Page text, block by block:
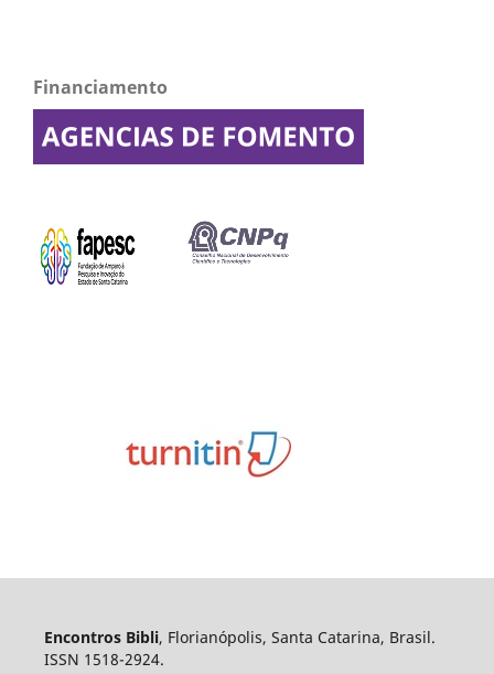
Financiamento
Encontros Bibli, Florianópolis, Santa Catarina, Brasil.
ISSN 1518-2924.